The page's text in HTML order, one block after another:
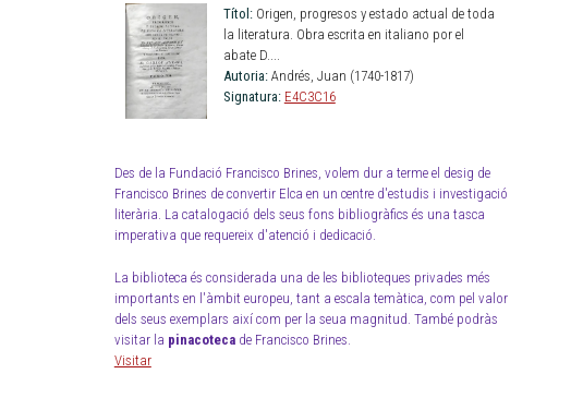
Títol:Origen, progresos y estado actual de toda
la literatura. Obra escrita en italiano por el
abate D....
Autoria:Andrés, Juan (1740-1817)
Signatura: E4C3C16
Des de la Fundació Francisco Brines, volem dur a terme el desig de
Francisco Brines de convertir Elca en un centre d'estudis i investigació
literària. La catalogació dels seus fons bibliogràfics és una tasca
imperativa que requereix d'atenció i dedicació.
La biblioteca és considerada una de les biblioteques privades més
importants en l'àmbit europeu, tant a escala temàtica, com pel valor
dels seus exemplars així com per la seua magnitud. També podràs
visitar la pinacotecade Francisco Brines.
Visitar